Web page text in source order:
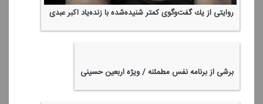
روایتی از یك گفت‌وگوی كمتر شنیده‌شده با زنده‌یاد اكبر عبدی
برشی از برنامه نفس مطمئنه / ویژه اربعین حسینی